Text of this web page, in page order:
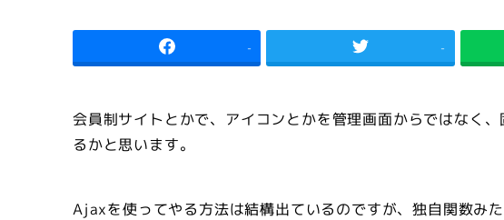
- -
会員制サイトとかで、アイコンとかを管理画面からではなく
るかと思います。
Ajaxを使ってやる方法は結構出ているのですが、独自関数み